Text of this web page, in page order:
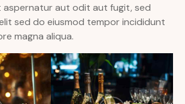
aspernatur aut odit aut fugit, sed
sed do eiusmod tempor incididunt
magna aliqua.